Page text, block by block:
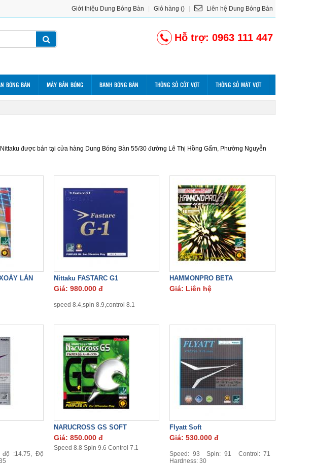
Giới thiệu Dung Bóng Bàn Giỏ hàng () Liên hệ Dung Bóng Bàn
Hỗ trợ: 0963 111 447
BÓNG BÀN MÁY BẮN BÓNG BANH BÓNG BÀN THÔNG SỐ CỐT VỢT THÔNG SỐ MẶT VỢT
được bán tại cửa hàng Dung Bóng Bàn 55/30 đường Lê Thị Hồng Gấm, Phường Nguyễn
LÁN Nittaku FASTARC G1
Giá: 980.000 đ
speed 8.4,spin 8.9,control 8.1
HAMMONPRO BETA
Giá: Liên hệ
độ :14.75, Độ
NARUCROSS GS SOFT
Giá: 850.000 đ
Speed 8.8 Spin 9.6 Control 7.1
Flyatt Soft
Giá: 530.000 đ
Speed: 93 Spin: 91 Control: 71
Hardness: 30